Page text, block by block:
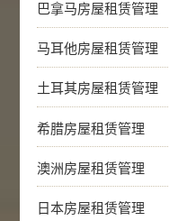
巴拿马房屋租赁管理
马耳他房屋租赁管理
土耳其房屋租赁管理
希腊房屋租赁管理
澳洲房屋租赁管理
日本房屋租赁管理